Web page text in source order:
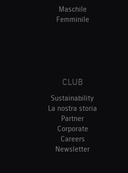
Maschile
Femminile
CLUB
Sustainability
La nostra storia
Partner
Corporate
Careers
Newsletter